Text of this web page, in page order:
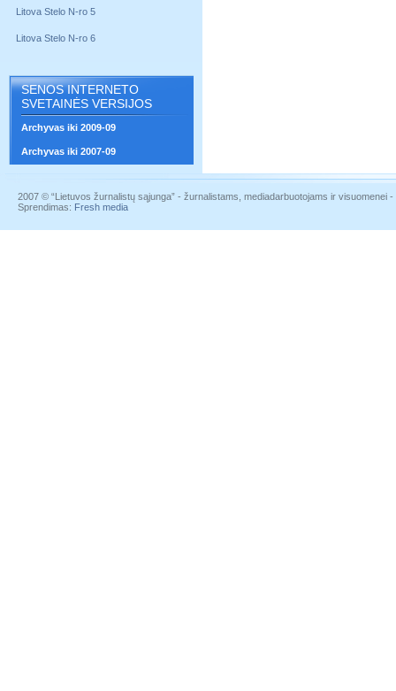
Litova Stelo N-ro 5
Litova Stelo N-ro 6
SENOS INTERNETO
SVETAINĖS VERSIJOS
Archyvas iki 2009-09
Archyvas iki 2007-09
2007 © “Lietuvos žurnalistų sąjunga” - žurnalistams, mediadarbuotojams ir visuomenei
Sprendimas: Fresh media